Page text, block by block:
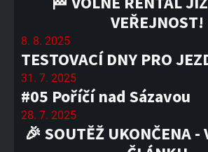
VEŘEJNOST!
8. 8. 2025
TESTOVACÍ DNY PRO
31. 7. 2025
#05 Poříčí nad Sázavou
28. 7. 2025
🎉 SOUTĚŽ UKONČENA -